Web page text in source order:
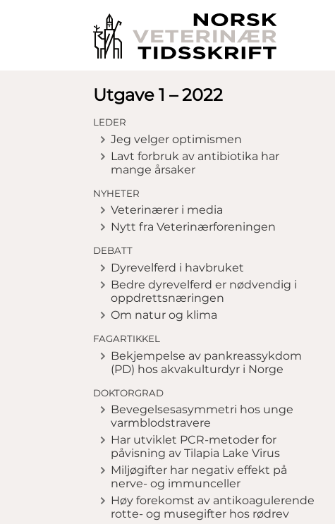
Utgave 1 – 2022
LEDER
Jeg velger optimismen
Lavt forbruk av antibiotika har
mange årsaker
NYHETER
Veterinærer i media
Nytt fra Veterinærforeningen
DEBATT
Dyrevelferd i havbruket
Bedre dyrevelferd er nødvendig i
oppdrettsnæringen
Om natur og klima
FAGARTIKKEL
Bekjempelse av pankreassykdom
(PD) hos akvakulturdyr i Norge
DOKTORGRAD
Bevegelsesasymmetri hos unge
varmblodstravere
Har utviklet PCR-metoder for
påvisning av Tilapia Lake Virus
Miljøgifter har negativ effekt på
nerve- og immunceller
Høy forekomst av antikoagulerende
rotte- og musegifter hos rødrev